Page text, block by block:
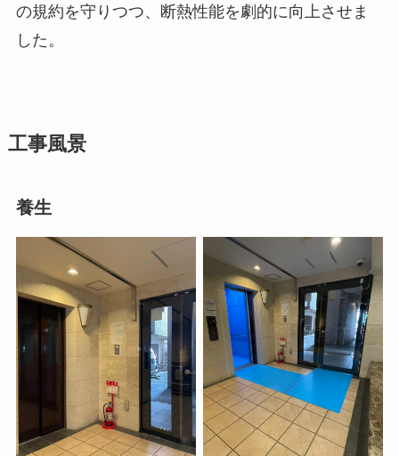
の規約を守りつつ、断熱性能を劇的に向上させま
した。
工事風景
養生